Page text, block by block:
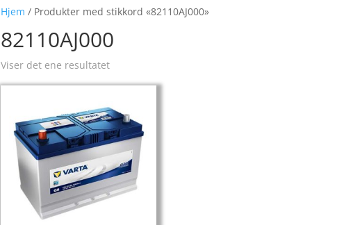
Hjem / Produkter med stikkord «82110AJ000»
82110AJ000
Viser det ene resultatet